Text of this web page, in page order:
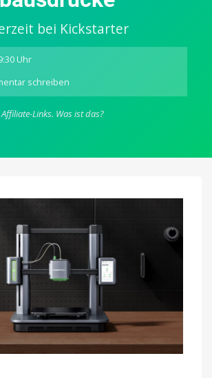
bei Kickstarter
Uhr
schreiben
AnkerMake
3D:
Zubehör
Farbausdrucke
Links. Was ist das?